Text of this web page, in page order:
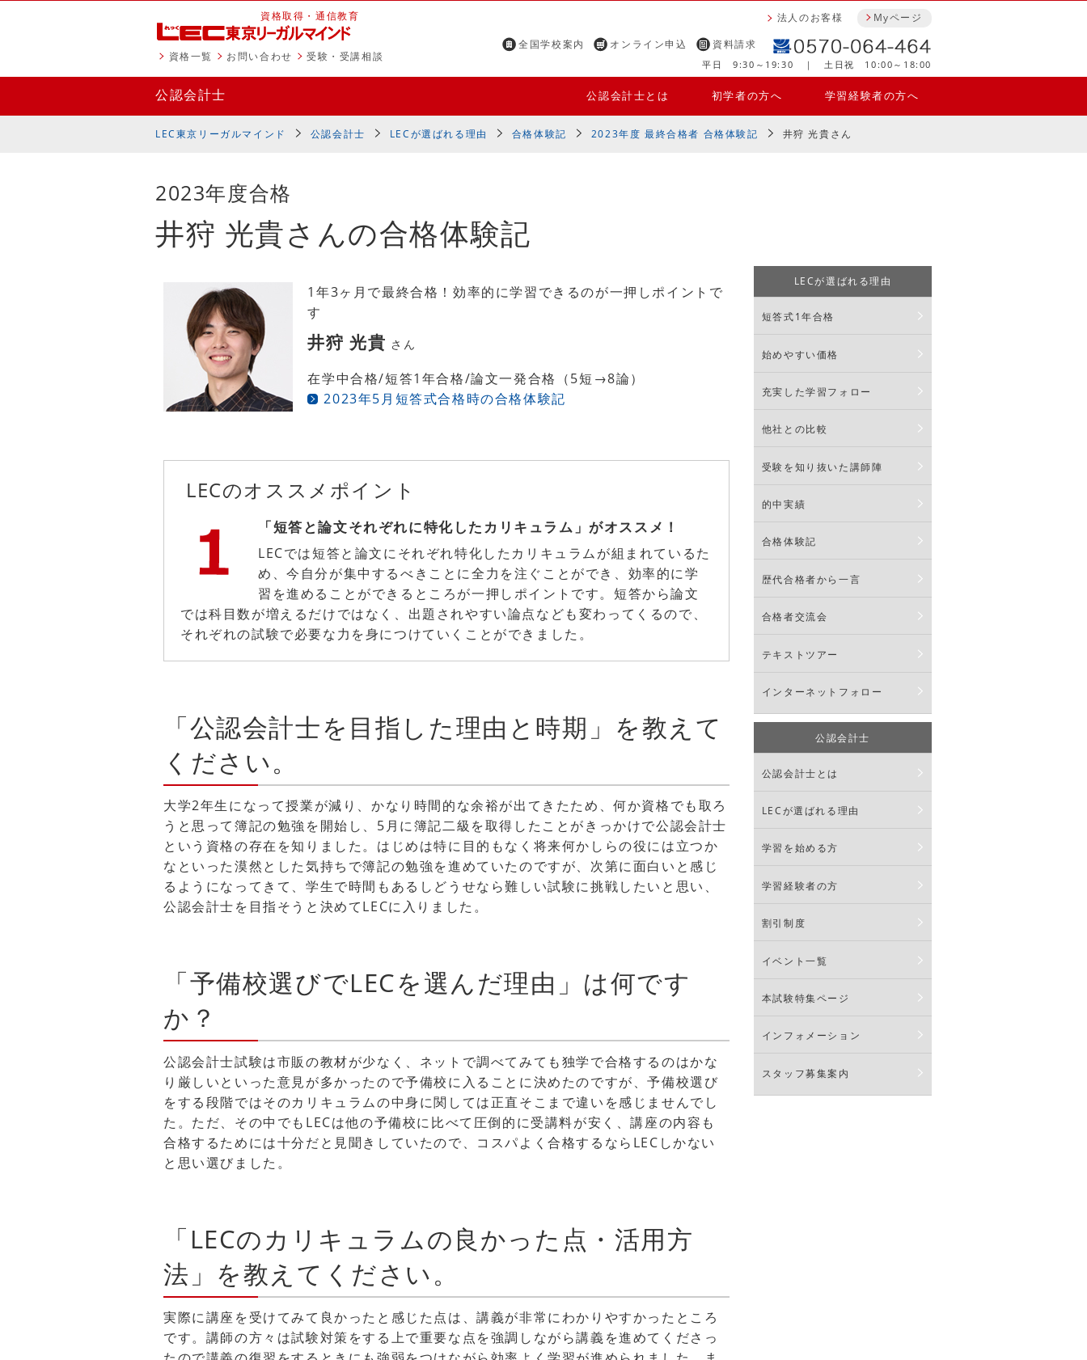
資格取得・通信教育
資格一覧 お問い合わせ 受験・受講相談
全国学校案内 オンライン申込 資料請求
Myページ
法人のお客様
平日 9:30～19:30 ｜ 土日祝 10:00～18:00
公認会計士 公認会計士とは 初学者の方へ 学習経験者の方へ
LEC東京リーガルマインド 公認会計士 LECが選ばれる理由 合格体験記 2023年度 最終合格者 合格体験記 井狩 光貴さん
2023年度合格
井狩 光貴さんの合格体験記
1年3ヶ月で最終合格！効率的に学習できるのが一押しポイントで
す
井狩 光貴 さん
在学中合格/短答1年合格/論文一発合格（5短→8論）
2023年5月短答式合格時の合格体験記
LECのオススメポイント
「短答と論文それぞれに特化したカリキュラム」がオススメ！
LECでは短答と論文にそれぞれ特化したカリキュラムが組まれているた
め、今自分が集中するべきことに全力を注ぐことができ、効率的に学
習を進めることができるところが一押しポイントです。短答から論文
では科目数が増えるだけではなく、出題されやすい論点なども変わってくるので、
それぞれの試験で必要な力を身につけていくことができました。
「公認会計士を目指した理由と時期」を教えて
ください。
大学2年生になって授業が減り、かなり時間的な余裕が出てきたため、何か資格でも取ろ
うと思って簿記の勉強を開始し、5月に簿記二級を取得したことがきっかけで公認会計士
という資格の存在を知りました。はじめは特に目的もなく将来何かしらの役には立つか
なといった漠然とした気持ちで簿記の勉強を進めていたのですが、次第に面白いと感じ
るようになってきて、学生で時間もあるしどうせなら難しい試験に挑戦したいと思い、
公認会計士を目指そうと決めてLECに入りました。
「予備校選びでLECを選んだ理由」は何です
か？
公認会計士試験は市販の教材が少なく、ネットで調べてみても独学で合格するのはかな
り厳しいといった意見が多かったので予備校に入ることに決めたのですが、予備校選び
をする段階ではそのカリキュラムの中身に関しては正直そこまで違いを感じませんでし
た。ただ、その中でもLECは他の予備校に比べて圧倒的に受講料が安く、講座の内容も
合格するためには十分だと見聞きしていたので、コスパよく合格するならLECしかない
と思い選びました。
「LECのカリキュラムの良かった点・活用方
法」を教えてください。
実際に講座を受けてみて良かったと感じた点は、講義が非常にわかりやすかったところ
です。講師の方々は試験対策をする上で重要な点を強調しながら講義を進めてくださっ
LECが選ばれる理由
短答式1年合格
始めやすい価格
充実した学習フォロー
他社との比較
受験を知り抜いた講師陣
的中実績
合格体験記
歴代合格者から一言
合格者交流会
テキストツアー
インターネットフォロー
公認会計士
公認会計士とは
LECが選ばれる理由
学習を始める方
学習経験者の方
割引制度
イベント一覧
本試験特集ページ
インフォメーション
スタッフ募集案内